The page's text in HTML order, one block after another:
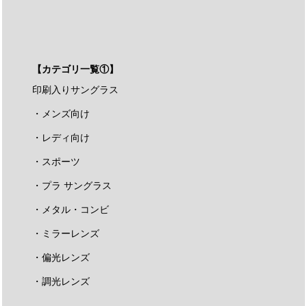
【カテゴリ一覧①】
印刷入りサングラス
・メンズ向け
・レディ向け
・スポーツ
・プラ サングラス
・メタル・コンビ
・ミラーレンズ
・偏光レンズ
・調光レンズ